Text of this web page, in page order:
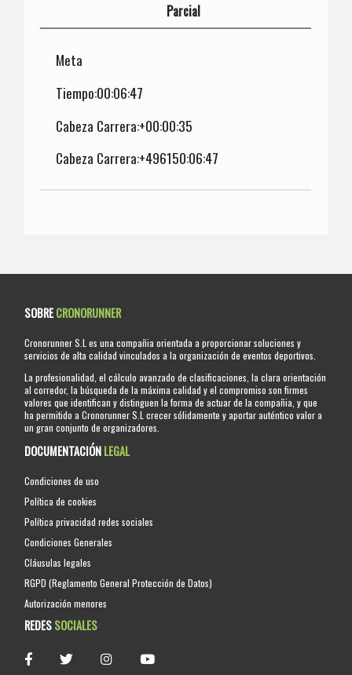
Parcial
Meta
Tiempo:00:06:47
Cabeza Carrera:+00:00:35
Cabeza Carrera:+496150:06:47
SOBRECRONORUNNER
Cronorunner S.L es una compañia orientada a proporcionar soluciones y
servicios de alta calidad vinculados a la organización de eventos deportivos.
La profesionalidad, el cálculo avanzado de clasificaciones, la clara orientación
al corredor, la búsqueda de la máxima calidad y el compromiso son firmes
valores que identifican y distinguen la forma de actuar de la compañia, y que
ha permitido a Cronorunner S.L crecer sólidamente y aportar auténtico valor a
un gran conjunto de organizadores.
DOCUMENTACIÓNLEGAL
Condiciones de uso
Política de cookies
Política privacidad redes sociales
Condiciones Generales
Cláusulas legales
RGPD (Reglamento General Protección de Datos)
Autorización menores
REDESSOCIALES